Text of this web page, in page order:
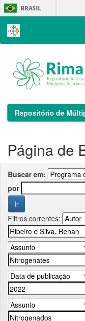
Skip
navigation
BRASIL
Repositório de
Página de
Buscar em:
por
Filtros correntes: